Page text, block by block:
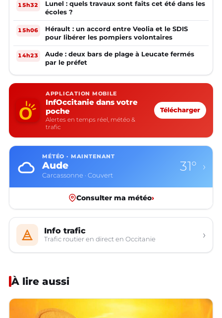
15h32
Lunel : quels travaux sont faits cet été dans les
écoles ?
15h06
Hérault : un accord entre Veolia et le SDIS
pour libérer les pompiers volontaires
14h23
Aude : deux bars de plage à Leucate fermés
par le préfet
APPLICATION MOBILE
InfOccitanie dans votre
poche
Alertes en temps réel, météo &
trafic
Télécharger
MÉTÉO · MAINTENANT
Aude
Carcassonne · Couvert
31° ›
Consulter ma météo›
Info trafic
Trafic routier en direct en Occitanie ›
À lire aussi